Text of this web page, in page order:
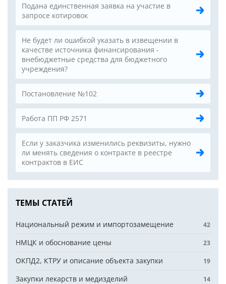
Подана единственная заявка на участие в
запросе котировок
Не будет ли ошибкой указать в извещении в
качестве источника финансирования -
внебюджетные средства для бюджетного
учреждения?
Постановление №102
Работа ПП РФ 2571
Если у заказчика изменились реквизиты, нужно
ли менять сведения о контракте в реестре
контрактов в ЕИС
ТЕМЫ СТАТЕЙ
Национальный режим и импортозамещение 42
НМЦК и обоснование цены 23
ОКПД2, КТРУ и описание объекта закупки 19
Закупки лекарств и медизделий 14